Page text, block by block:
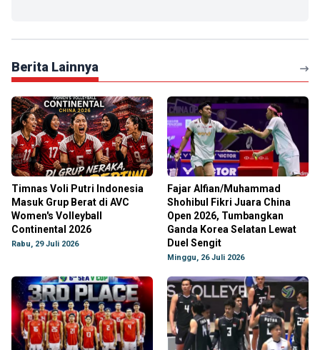
Berita Lainnya
Timnas Voli Putri Indonesia
Masuk Grup Berat di AVC
Women's Volleyball
Continental 2026
Rabu, 29 Juli 2026
Fajar Alfian/Muhammad
Shohibul Fikri Juara China
Open 2026, Tumbangkan
Ganda Korea Selatan Lewat
Duel Sengit
Minggu, 26 Juli 2026